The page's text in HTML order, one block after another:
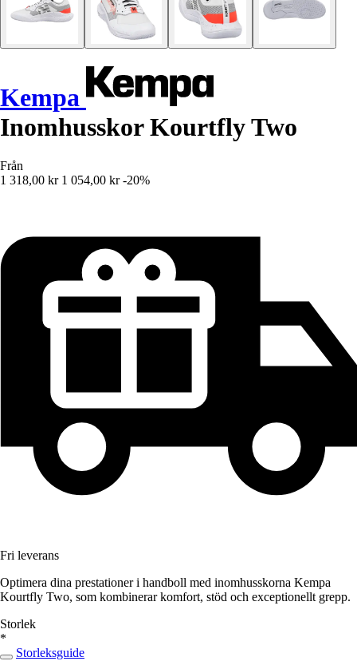
Kempa
Inomhusskor Kourtfly Two
Från
1 318,00 kr 1 054,00 kr -20%
Fri leverans
Optimera dina prestationer i handboll med inomhusskorna Kempa
Kourtfly Two, som kombinerar komfort, stöd och exceptionellt grepp.
Storlek
*
Storleksguide